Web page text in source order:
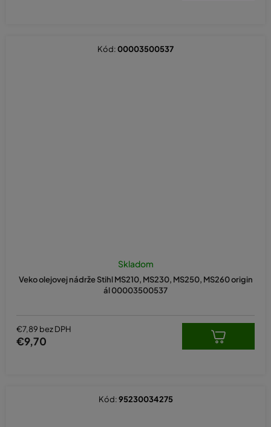
Veko olejovej nádrže Stihl MS210, MS230, MS250, MS260 origin
ál 00003500537
hodnotenie
je
5,0
Skladom
€7,89 bez DPH
€9,70
Kód:00003500537
Kód:95230034275